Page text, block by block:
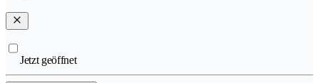
Jetzt geöffnet